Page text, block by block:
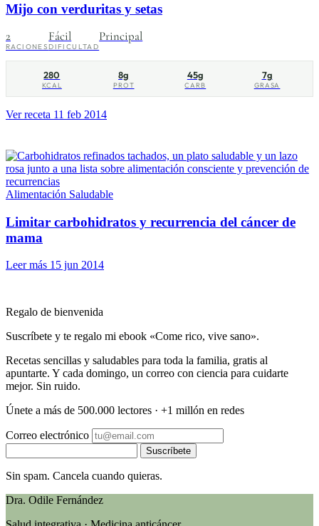
Mijo con verduritas y setas
2
RACIONES
Fácil
DIFICULTAD
Principal
280
KCAL
8g
PROT
45g
CARB
7g
GRASA
Ver receta 11 feb 2014
Alimentación Saludable
Limitar carbohidratos y recurrencia del cáncer de
mama
Leer más 15 jun 2014
Regalo de bienvenida
Suscríbete y te regalo mi ebook «Come rico, vive sano».
Recetas sencillas y saludables para toda la familia, gratis al
apuntarte. Y cada domingo, un correo con ciencia para cuidarte
mejor. Sin ruido.
Únete a más de 500.000 lectores · +1 millón en redes
Correo electrónico
Suscríbete
Sin spam. Cancela cuando quieras.
Dra. Odile Fernández